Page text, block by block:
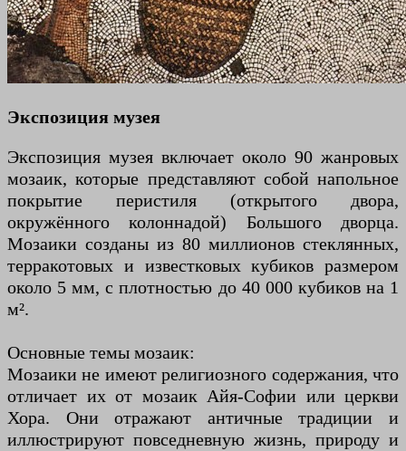
Экспозиция музея
Экспозиция музея включает около 90 жанровых
мозаик, которые представляют собой напольное
покрытие перистиля (открытого двора,
окружённого колоннадой) Большого дворца.
Мозаики созданы из 80 миллионов стеклянных,
терракотовых и известковых кубиков размером
около 5 мм, с плотностью до 40 000 кубиков на 1
м².
Основные темы мозаик:
Мозаики не имеют религиозного содержания, что
отличает их от мозаик Айя-Софии или церкви
Хора. Они отражают античные традиции и
иллюстрируют повседневную жизнь, природу и